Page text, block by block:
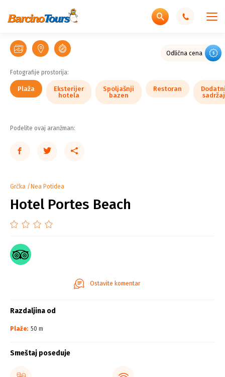
Odlična cena
Plaža
Plaža
Plaža
Plaža
Eksterijer
hotela
Eksterijer
hotela
Spoljašnji
bazen
Restoran
Restoran
Dodatni
sadržaj
& Spa
Centar
& Spa
Centar
Dvorište
Dvorište
Teretana
Bar
Enterijer
sobe
Enterijer
sobe
Enterijer
kupatila
Fotografije prostorija:
Plaža
Eksterijer
hotela
Spoljašnji
bazen
Restoran
sadržaj
Podelite ovaj aranžman:
Grčka Nea Potidea
Hotel Portes Beach
Ostavite komentar
Razdaljina od
Plaže: 50 m
Smeštaj poseduje